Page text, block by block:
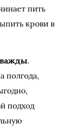
пить
крови в
.
полгода,
подход